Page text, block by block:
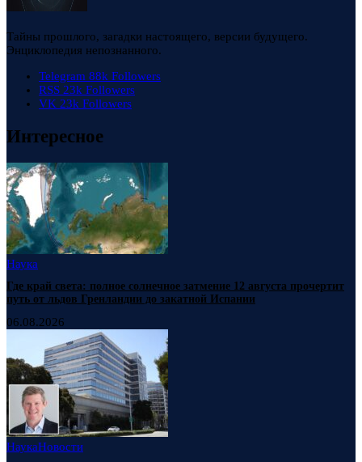
Тайны прошлого, загадки настоящего, версии будущего.
Энциклопедия непознанного.
Telegram 88k Followers
RSS 23k Followers
VK 23k Followers
Интересное
Наука
Где край света: полное солнечное затмение 12 августа прочертит
путь от льдов Гренландии до закатной Испании
06.08.2026
НаукаНовости